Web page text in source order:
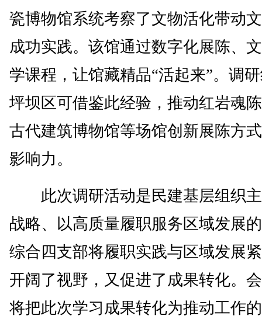
瓷博物馆系统考察了文物活化带动
成功实践。该馆通过数字化展陈、
学课程，让馆藏精品“活起来”。调
坪坝区可借鉴此经验，推动红岩魂
古代建筑博物馆等场馆创新展陈方
影响力。
此次调研活动是民建基层组织主
战略、以高质量履职服务区域发展
综合四支部将履职实践与区域发展
开阔了视野，又促进了成果转化。
将把此次学习成果转化为推动工作